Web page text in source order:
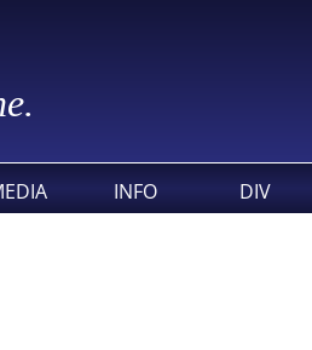
INFO DIV